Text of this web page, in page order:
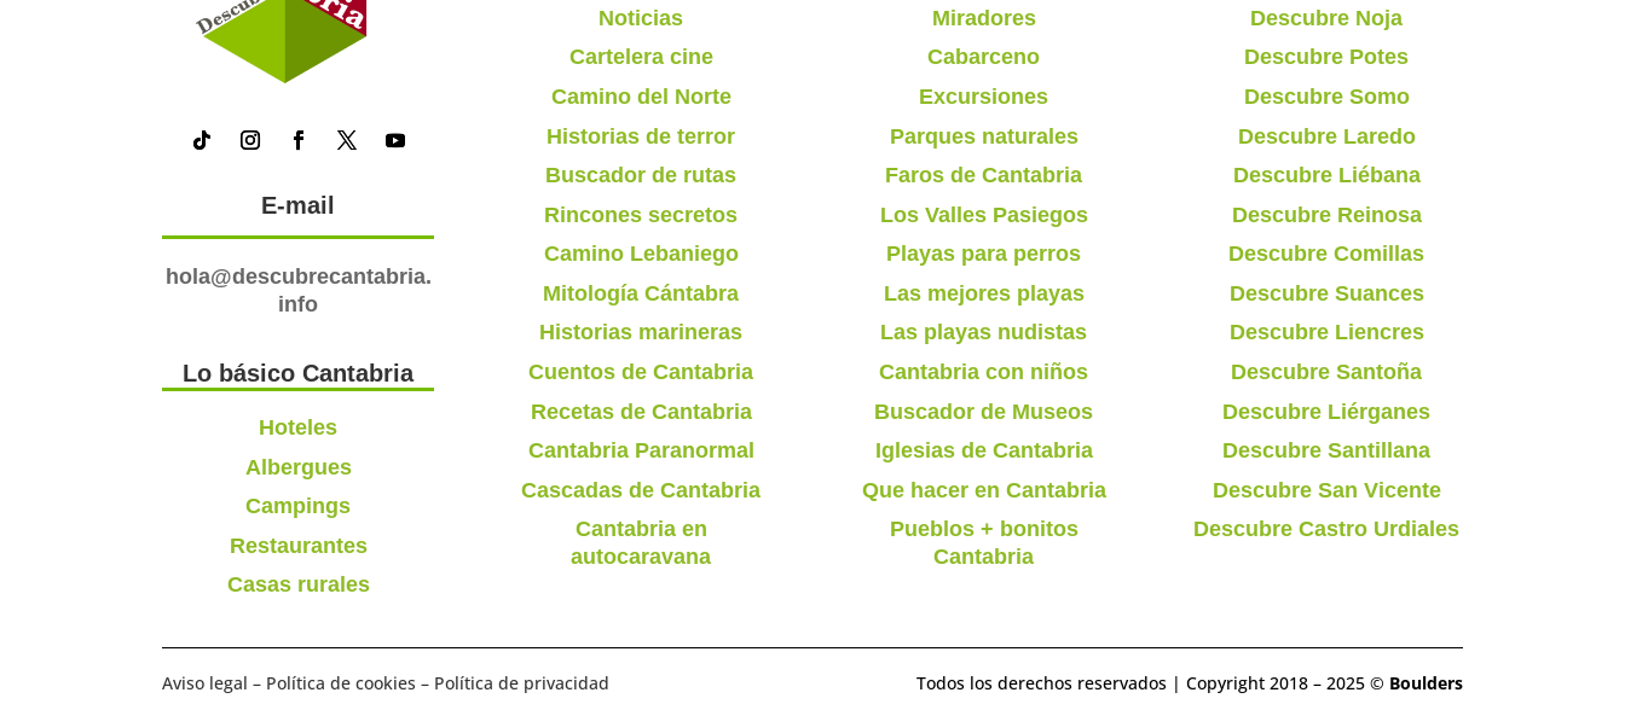
E-mail
hola@descubrecantabria.
info
Lo básico Cantabria
Hoteles
Albergues
Campings
Restaurantes
Casas rurales
Noticias
Cartelera cine
Camino del Norte
Historias de terror
Buscador de rutas
Rincones secretos
Camino Lebaniego
Mitología Cántabra
Historias marineras
Cuentos de Cantabria
Recetas de Cantabria
Cantabria Paranormal
Cascadas de Cantabria
Cantabria en
autocaravana
Miradores
Cabarceno
Excursiones
Parques naturales
Faros de Cantabria
Los Valles Pasiegos
Playas para perros
Las mejores playas
Las playas nudistas
Cantabria con niños
Buscador de Museos
Iglesias de Cantabria
Que hacer en Cantabria
Pueblos + bonitos
Cantabria
Descubre Noja
Descubre Potes
Descubre Somo
Descubre Laredo
Descubre Liébana
Descubre Reinosa
Descubre Comillas
Descubre Suances
Descubre Liencres
Descubre Santoña
Descubre Liérganes
Descubre Santillana
Descubre San Vicente
Descubre Castro Urdiales
Aviso legal – Política de cookies – Política de privacidad Todos los derechos reservados | Copyright 2018 – 2025 © Boulders